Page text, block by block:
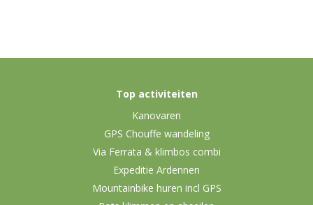
Top activiteiten
Kanovaren
GPS Chouffe wandeling
Via Ferrata & klimbos combi
Expeditie Ardennen
Mountainbike huren incl GPS